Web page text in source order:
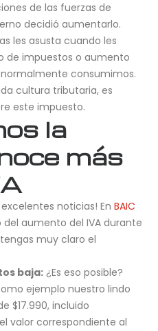
de las fuerzas de
decidió aumentarlo.
les asusta cuando les
de impuestos o aumento
consumimos.
cultura tributaria, es
este impuesto.
la
más
noticias! EnBAIC
aumento del IVA durante
muy claro el
baja:¿Es eso posible?
ejemplo nuestro lindo
$17.990, incluido
valor correspondiente al